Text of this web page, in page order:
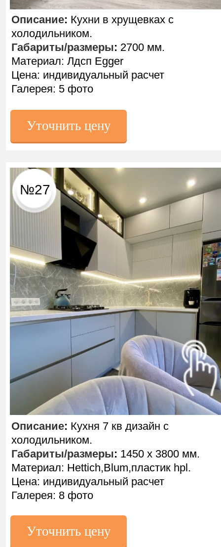
Описание: Кухня 7 кв дизайн с
холодильником.
Габариты/размеры: 1450 х 3800 мм.
Материал: Hettich,Blum,пластик hpl.
Цена: индивидуальный расчет
Галерея: 8 фото
№27
Уточнить цену
Уточнить цену
Описание: Кухни в хрущевках с
холодильником.
Габариты/размеры: 2700 мм.
Материал: Лдсп Egger
Цена: индивидуальный расчет
Галерея: 5 фото